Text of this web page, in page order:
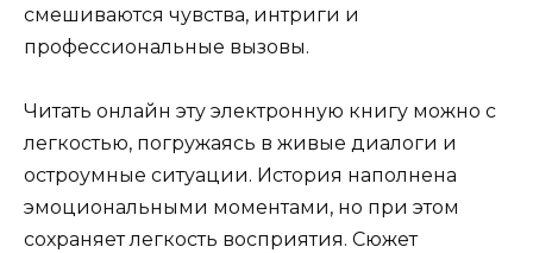
смешиваются чувства, интриги и
профессиональные вызовы.
Читать онлайн эту электронную книгу можно с
легкостью, погружаясь в живые диалоги и
остроумные ситуации. История наполнена
эмоциональными моментами, но при этом
сохраняет легкость восприятия. Сюжет